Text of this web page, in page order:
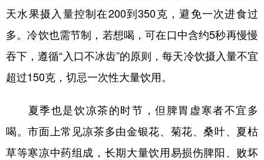
天水果摄入量控制在200到350克，避免一次进食过
多。冷饮也需节制，若想喝，可在口中含约5秒再慢慢
吞下，遵循“入口不冰齿”的原则，每天冷饮摄入量不宜
超过150克，切忌一次性大量饮用。
夏季也是饮凉茶的时节，但脾胃虚寒者不宜多
喝。市面上常见凉茶多由金银花、菊花、桑叶、夏枯
草等寒凉中药组成，长期大量饮用易损伤脾阳、败坏